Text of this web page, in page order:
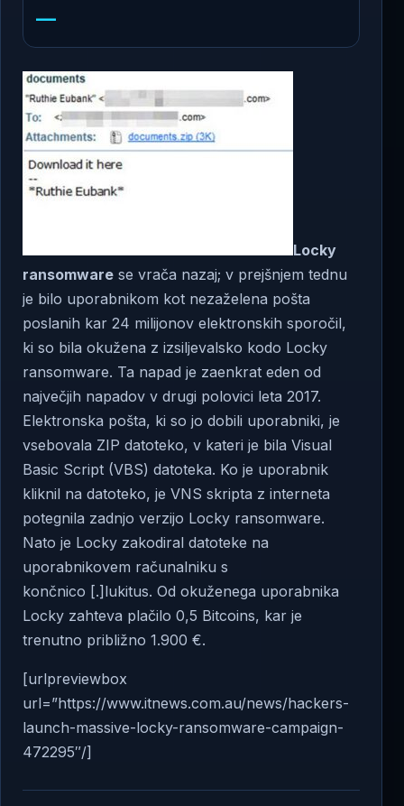
—
Locky
ransomware se vrača nazaj; v prejšnjem tednu
je bilo uporabnikom kot nezaželena pošta
poslanih kar 24 milijonov elektronskih sporočil,
ki so bila okužena z izsiljevalsko kodo Locky
ransomware. Ta napad je zaenkrat eden od
največjih napadov v drugi polovici leta 2017.
Elektronska pošta, ki so jo dobili uporabniki, je
vsebovala ZIP datoteko, v kateri je bila Visual
Basic Script (VBS) datoteka. Ko je uporabnik
kliknil na datoteko, je VNS skripta z interneta
potegnila zadnjo verzijo Locky ransomware.
Nato je Locky zakodiral datoteke na
uporabnikovem računalniku s
končnico [.]lukitus. Od okuženega uporabnika
Locky zahteva plačilo 0,5 Bitcoins, kar je
trenutno približno 1.900 €.
[urlpreviewbox
url=”https://www.itnews.com.au/news/hackers-
launch-massive-locky-ransomware-campaign-
472295″/]